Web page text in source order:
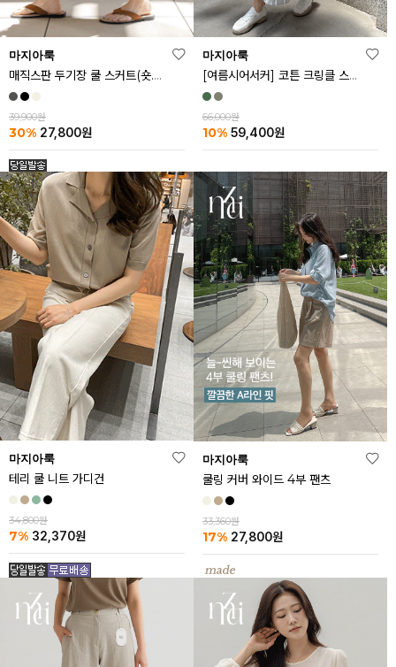
마지아룩
매직스판 두기장 쿨 스커트(숏.기본ver)
39,900원
30% 27,800원
마지아룩
[여름시어서커] 코튼 크링클 스트라이프 원피스
66,000원
10% 59,400원
마지아룩
테리 쿨 니트 가디건
34,800원
7% 32,370원
마지아룩
쿨링 커버 와이드 4부 팬츠
33,360원
17% 27,800원